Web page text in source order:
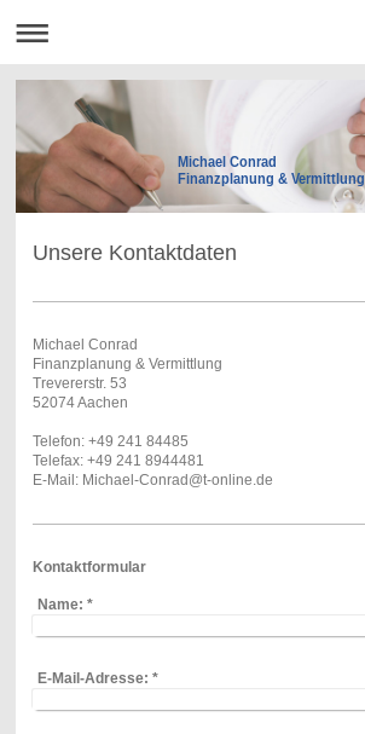
Michael Conrad
Finanzplanung & Vermittlung
Unsere Kontaktdaten
Michael Conrad
Finanzplanung & Vermittlung
Trevererstr. 53
52074 Aachen
Telefon: +49 241 84485
Telefax: +49 241 8944481
E-Mail: Michael-Conrad@t-online.de
Kontaktformular
Name: *
E-Mail-Adresse: *